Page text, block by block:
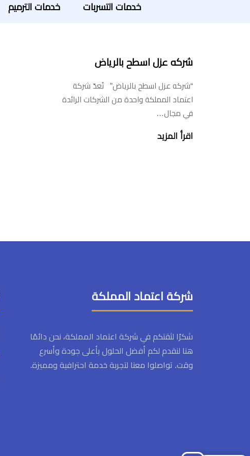
خدمات التسربات خدمات الترميم
شركه عزل اسطح بالرياض
“شركه عزل اسطح بالرياض” تُعدّ شركة
اعتماد المملكة واحدة من الشركات الرائدة
في مجال…
اقرأ المزيد
شركة اعتماد المملكة
شكرًا لثقتكم في شركة اعتماد المملكة، نحن دائمًا
هنا لنقدم لكم أفضل الحلول بأعلى جودة وأسرع
وقت. تواصلوا معنا لتجربة خدمة احترافية ومميزة.